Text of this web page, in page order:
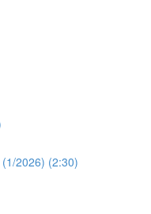
2026) (2:30)